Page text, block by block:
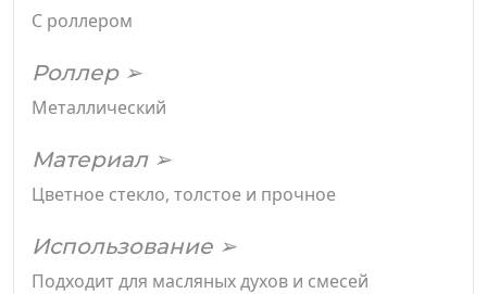
С роллером
Роллер ➢
Металлический
Материал ➢
Цветное стекло, толстое и прочное
Использование ➢
Подходит для масляных духов и смесей